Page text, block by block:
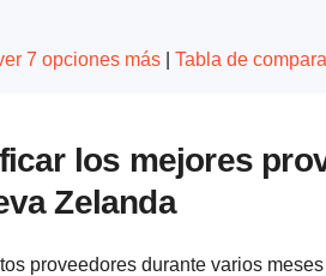
7 opciones más| Tabla de
los mejores
Zelanda
proveedores durante varios